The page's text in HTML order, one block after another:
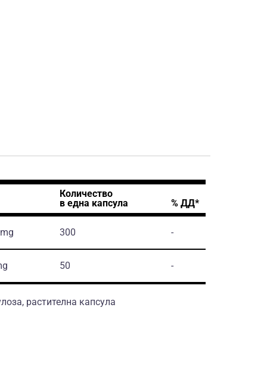
Количество
в една капсула
% ДД*
300 -
50 -
растителна капсула